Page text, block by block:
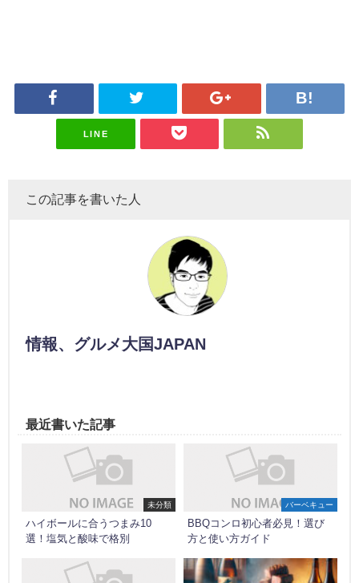
LINE
この記事を書いた人
情報、グルメ大国JAPAN
最近書いた記事
未分類
ハイボールに合うつまみ10
選！塩気と酸味で格別
バーベキュー
BBQコンロ初心者必見！選び
方と使い方ガイド